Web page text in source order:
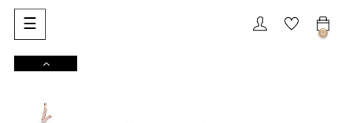
navigazione
Toggle
☰
0